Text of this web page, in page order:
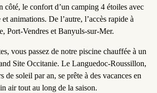
côté, le confort d’un camping 4 étoiles avec
animations. De l’autre, l’accès rapide à
Port-Vendres et Banyuls-sur-Mer.
vous passez de notre piscine chauffée à un
Site Occitanie. Le Languedoc-Roussillon,
de soleil par an, se prête à des vacances en
air tout au long de la saison.